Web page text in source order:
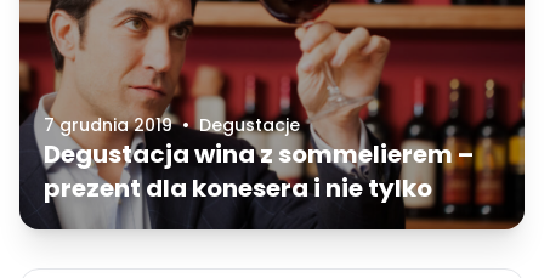
7 grudnia 2019 • Degustacje
Degustacja wina z sommelierem –
prezent dla konesera i nie tylko